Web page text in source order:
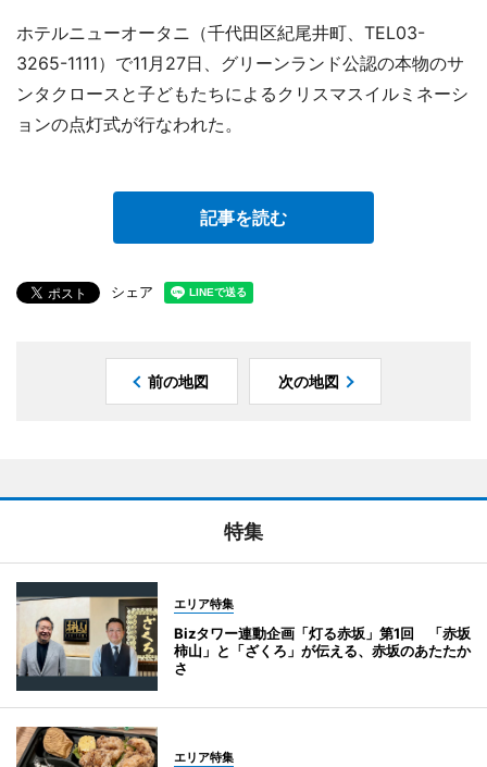
ホテルニューオータニ（千代田区紀尾井町、TEL03-
3265-1111）で11月27日、グリーンランド公認の本物のサ
ンタクロースと子どもたちによるクリスマスイルミネーシ
ョンの点灯式が行なわれた。
記事を読む
シェア
前の地図 次の地図
特集
エリア特集
Bizタワー連動企画「灯る赤坂」第1回 「赤坂
柿山」と「ざくろ」が伝える、赤坂のあたたか
さ
エリア特集